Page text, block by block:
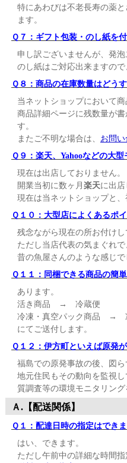
特にあわびは不老長寿の薬
ます。
Ｑ７：ギフト包装・のし紙を
申し訳ございませんが、発
のし紙はご対応出来ますの
Ｑ８：商品の在庫数量はどう
当ネットショップにおいて
商品詳細ページに残数量が
す。
またご不明な場合は、 お問
Ｑ９：楽天、Yahooなどの大
現在は出店しておりません。
開業当初に数ヶ月 楽天に出
現在は当ネットショップと
Ｑ１０：大型店によくあるポ
残念ながら現在の所お付けし
ただし当店代表の気まぐれ
昔の魚屋さんのような感じで
Ｑ１１：同梱できる商品の簡
あります。
活き商品 → 冷蔵便
冷凍・真空パック商品 →
にてご送付します。
Ｑ１２：伊方町といえば原発
福島での原発事故の後、図
地元住民もその動向を監視
質調査等の環境モニタリン
Ａ.【配送関係】
Ｑ１：配達日時の指定はでき
はい、できます。
ただし午前中の詳細な時間